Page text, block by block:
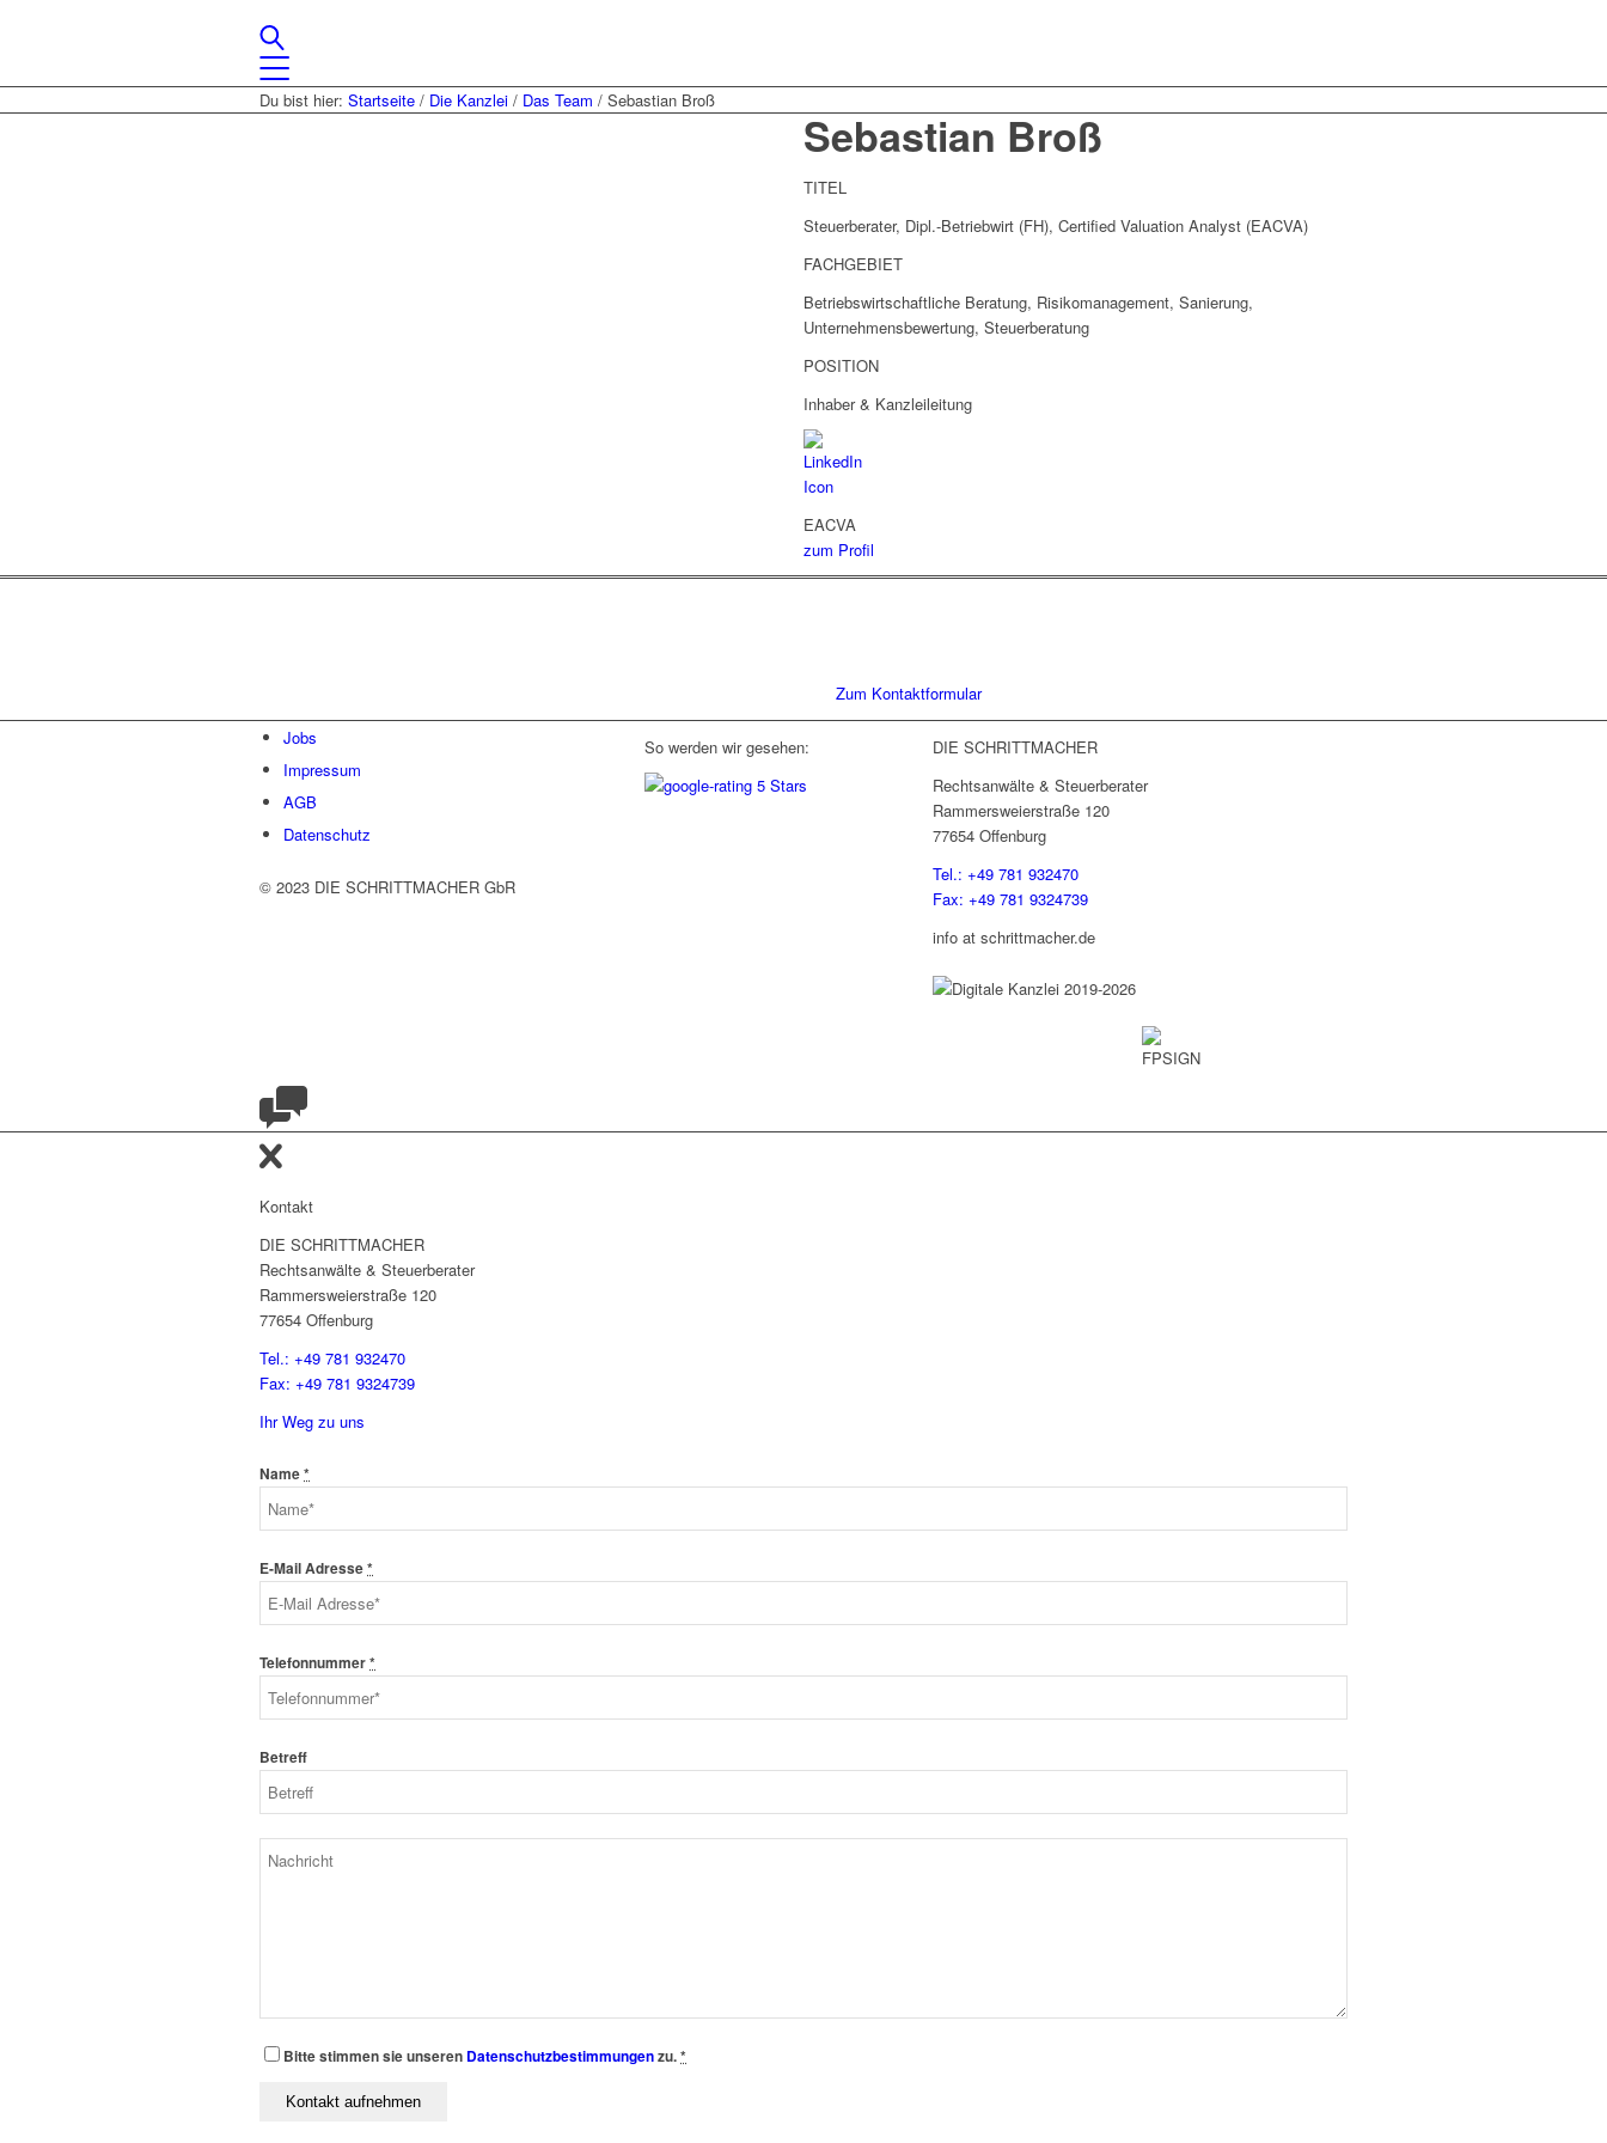
Du bist hier: Startseite / Die Kanzlei / Das Team / Sebastian Broß
Sebastian Broß
TITEL
Steuerberater, Dipl.-Betriebwirt (FH), Certified Valuation Analyst (EACVA)
FACHGEBIET
Betriebswirtschaftliche Beratung, Risikomanagement, Sanierung,
Unternehmensbewertung, Steuerberatung
POSITION
Inhaber & Kanzleileitung
EACVA
zum Profil
Zum Kontaktformular
Jobs
Impressum
AGB
Datenschutz
© 2023 DIE SCHRITTMACHER GbR
So werden wir gesehen:
DIE SCHRITTMACHER
Rechtsanwälte & Steuerberater
Rammersweierstraße 120
77654 Offenburg
Tel.: +49 781 932470
Fax: +49 781 9324739
info at schrittmacher.de
Kontakt
DIE SCHRITTMACHER
Rechtsanwälte & Steuerberater
Rammersweierstraße 120
77654 Offenburg
Tel.: +49 781 932470
Fax: +49 781 9324739
Ihr Weg zu uns
Name*
E-Mail Adresse*
Telefonnummer*
Betreff
Bitte stimmen sie unseren Datenschutzbestimmungenzu.*